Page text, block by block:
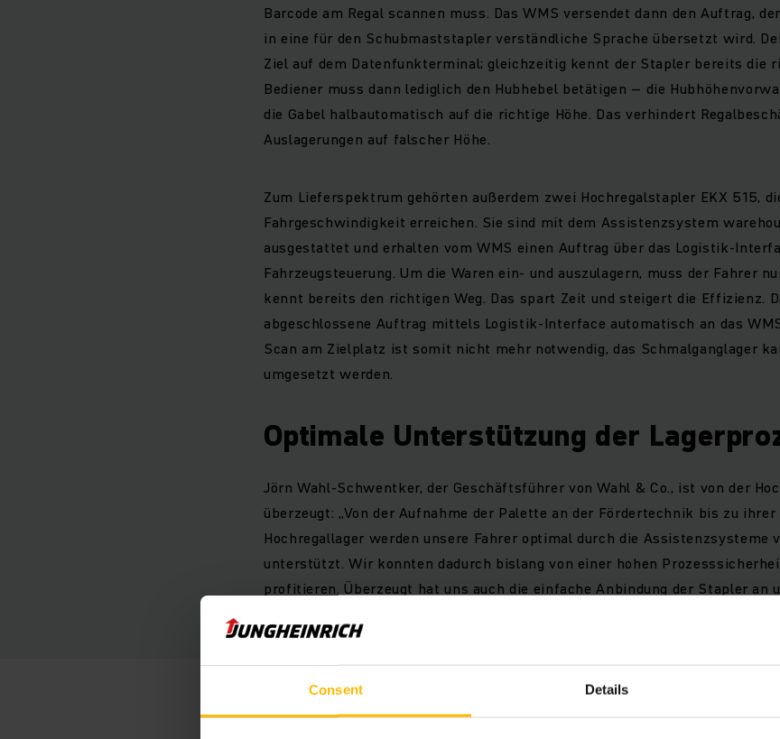
Consent Details
Barcode am Regal scannen muss. Das WMS versendet dann den Auftrag,
in eine für den Schubmaststapler verständliche Sprache übersetzt wird.
Ziel auf dem Datenfunkterminal; gleichzeitig kennt der Stapler bereits die
Bediener muss dann lediglich den Hubhebel betätigen – die
die Gabel halbautomatisch auf die richtige Höhe. Das verhindert
Auslagerungen auf falscher Höhe.
Zum Lieferspektrum gehörten außerdem zwei Hochregalstapler EKX 515,
Fahrgeschwindigkeit erreichen. Sie sind mit dem Assistenzsystem
ausgestattet und erhalten vom WMS einen Auftrag über das Logistik-
Fahrzeugsteuerung. Um die Waren ein- und auszulagern, muss der Fahrer
kennt bereits den richtigen Weg. Das spart Zeit und steigert die Effizienz.
abgeschlossene Auftrag mittels Logistik-Interface automatisch an das
Scan am Zielplatz ist somit nicht mehr notwendig, das Schmalganglager
umgesetzt werden.
Optimale Unterstützung der
Jörn Wahl-Schwentker, der Geschäftsführer von Wahl & Co., ist von der
überzeugt: „Von der Aufnahme der Palette an der Fördertechnik bis zu ihrer
Hochregallager werden unsere Fahrer optimal durch die Assistenzsysteme
unterstützt. Wir konnten dadurch bislang von einer hohen
profitieren. Überzeugt hat uns auch die einfache Anbindung der Stapler an